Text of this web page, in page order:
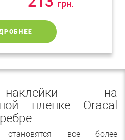
грн.
на
пленке Oracal
становятся все более